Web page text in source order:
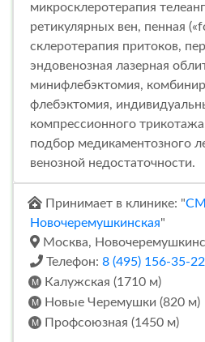
микросклеротерапия
ретикулярных вен, пенная
склеротерапия притоков,
эндовенозная лазерная
минифлебэктомия,
флебэктомия,
компрессионного
подбор медикаментозного
венозной недостаточности.
Принимает в клинике: "
Новочеремушкинская"
Москва,
Телефон: 8 (495) 156-35-22
Калужская (1710 м)
Новые Черемушки (820 м)
Профсоюзная (1450 м)